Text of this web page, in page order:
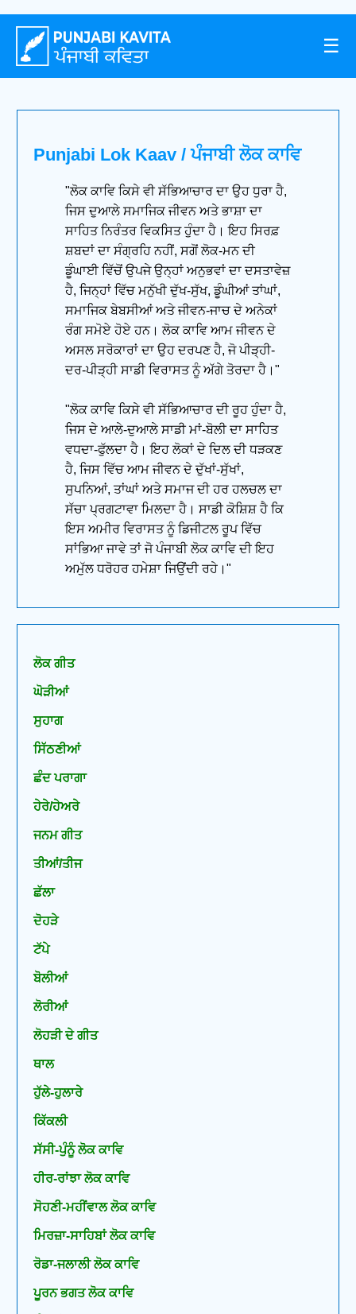
☰
Punjabi Lok Kaav / ਪੰਜਾਬੀ ਲੋਕ ਕਾਵਿ
"ਲੋਕ ਕਾਵਿ ਕਿਸੇ ਵੀ ਸੱਭਿਆਚਾਰ ਦਾ ਉਹ ਧੁਰਾ ਹੈ,
ਜਿਸ ਦੁਆਲੇ ਸਮਾਜਿਕ ਜੀਵਨ ਅਤੇ ਭਾਸ਼ਾ ਦਾ
ਸਾਹਿਤ ਨਿਰੰਤਰ ਵਿਕਸਿਤ ਹੁੰਦਾ ਹੈ। ਇਹ ਸਿਰਫ਼
ਸ਼ਬਦਾਂ ਦਾ ਸੰਗ੍ਰਹਿ ਨਹੀਂ, ਸਗੋਂ ਲੋਕ-ਮਨ ਦੀ
ਡੂੰਘਾਈ ਵਿੱਚੋਂ ਉਪਜੇ ਉਨ੍ਹਾਂ ਅਨੁਭਵਾਂ ਦਾ ਦਸਤਾਵੇਜ਼
ਹੈ, ਜਿਨ੍ਹਾਂ ਵਿੱਚ ਮਨੁੱਖੀ ਦੁੱਖ-ਸੁੱਖ, ਡੂੰਘੀਆਂ ਤਾਂਘਾਂ,
ਸਮਾਜਿਕ ਬੇਬਸੀਆਂ ਅਤੇ ਜੀਵਨ-ਜਾਚ ਦੇ ਅਨੇਕਾਂ
ਰੰਗ ਸਮੋਏ ਹੋਏ ਹਨ। ਲੋਕ ਕਾਵਿ ਆਮ ਜੀਵਨ ਦੇ
ਅਸਲ ਸਰੋਕਾਰਾਂ ਦਾ ਉਹ ਦਰਪਣ ਹੈ, ਜੋ ਪੀੜ੍ਹੀ-
ਦਰ-ਪੀੜ੍ਹੀ ਸਾਡੀ ਵਿਰਾਸਤ ਨੂੰ ਅੱਗੇ ਤੋਰਦਾ ਹੈ।"
"ਲੋਕ ਕਾਵਿ ਕਿਸੇ ਵੀ ਸੱਭਿਆਚਾਰ ਦੀ ਰੂਹ ਹੁੰਦਾ ਹੈ,
ਜਿਸ ਦੇ ਆਲੇ-ਦੁਆਲੇ ਸਾਡੀ ਮਾਂ-ਬੋਲੀ ਦਾ ਸਾਹਿਤ
ਵਧਦਾ-ਫੁੱਲਦਾ ਹੈ। ਇਹ ਲੋਕਾਂ ਦੇ ਦਿਲ ਦੀ ਧੜਕਣ
ਹੈ, ਜਿਸ ਵਿੱਚ ਆਮ ਜੀਵਨ ਦੇ ਦੁੱਖਾਂ-ਸੁੱਖਾਂ,
ਸੁਪਨਿਆਂ, ਤਾਂਘਾਂ ਅਤੇ ਸਮਾਜ ਦੀ ਹਰ ਹਲਚਲ ਦਾ
ਸੱਚਾ ਪ੍ਰਗਟਾਵਾ ਮਿਲਦਾ ਹੈ। ਸਾਡੀ ਕੋਸ਼ਿਸ਼ ਹੈ ਕਿ
ਇਸ ਅਮੀਰ ਵਿਰਾਸਤ ਨੂੰ ਡਿਜੀਟਲ ਰੂਪ ਵਿੱਚ
ਸਾਂਭਿਆ ਜਾਵੇ ਤਾਂ ਜੋ ਪੰਜਾਬੀ ਲੋਕ ਕਾਵਿ ਦੀ ਇਹ
ਅਮੁੱਲ ਧਰੋਹਰ ਹਮੇਸ਼ਾ ਜਿਉਂਦੀ ਰਹੇ।"
ਲੋਕ ਗੀਤ
ਘੋੜੀਆਂ
ਸੁਹਾਗ
ਸਿੱਠਣੀਆਂ
ਛੰਦ ਪਰਾਗਾ
ਹੇਰੇ/ਹੇਅਰੇ
ਜਨਮ ਗੀਤ
ਤੀਆਂ/ਤੀਜ
ਛੱਲਾ
ਦੋਹੜੇ
ਟੱਪੇ
ਬੋਲੀਆਂ
ਲੋਰੀਆਂ
ਲੋਹੜੀ ਦੇ ਗੀਤ
ਥਾਲ
ਹੁੱਲੇ-ਹੁਲਾਰੇ
ਕਿੱਕਲੀ
ਸੱਸੀ-ਪੁੰਨੂੰ ਲੋਕ ਕਾਵਿ
ਹੀਰ-ਰਾਂਝਾ ਲੋਕ ਕਾਵਿ
ਸੋਹਣੀ-ਮਹੀਂਵਾਲ ਲੋਕ ਕਾਵਿ
ਮਿਰਜ਼ਾ-ਸਾਹਿਬਾਂ ਲੋਕ ਕਾਵਿ
ਰੋਡਾ-ਜਲਾਲੀ ਲੋਕ ਕਾਵਿ
ਪੂਰਨ ਭਗਤ ਲੋਕ ਕਾਵਿ